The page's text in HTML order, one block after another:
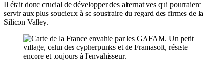
Il était donc crucial de développer des alternatives qui pourraient
servir aux plus soucieux à se soustraire du regard des firmes de la
Silicon Valley.